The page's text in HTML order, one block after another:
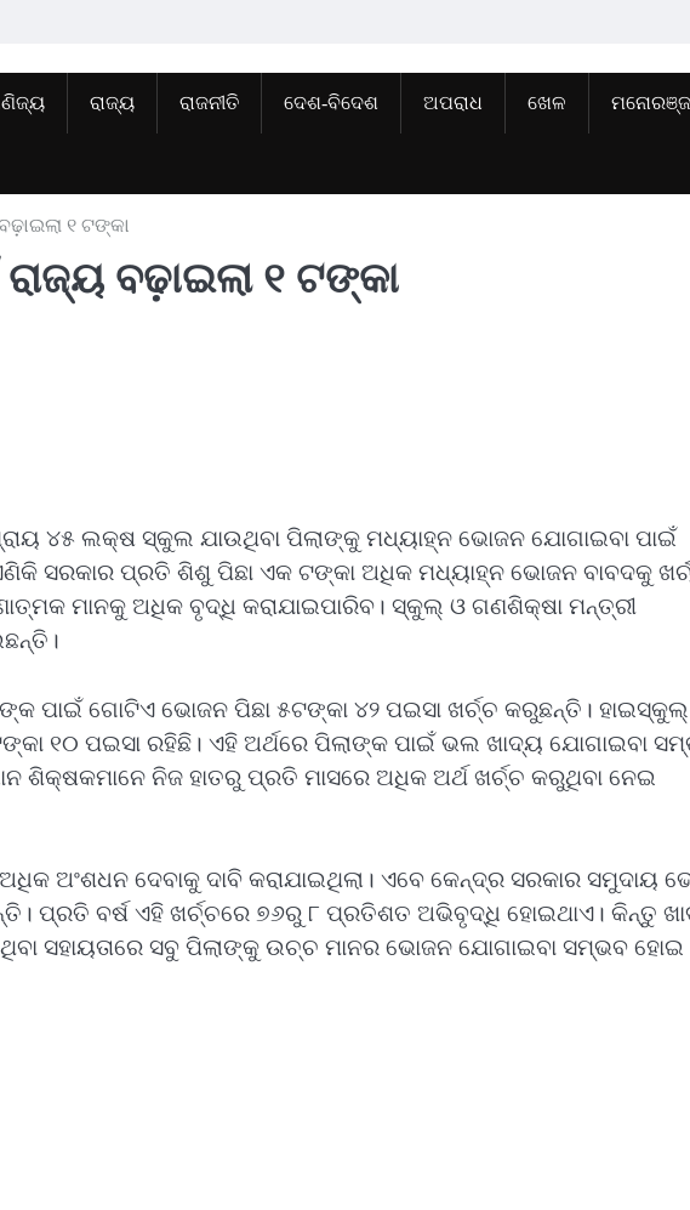
ରାଜ୍ୟ ରାଜନୀତି ଦେଶ-ବିଦେଶ ଅପରାଧ ଖେଳ
୧ ଟଙ୍କା
ବଢ଼ାଇଲା ୧ ଟଙ୍କା
୪୫ ଲକ୍ଷ ସ୍କୁଲ ଯାଉଥିବା ପିଲାଙ୍କୁ ମଧ୍ୟାହ୍ନ ଭୋଜନ ଯୋଗାଇବା ପାଇଁ
ସରକାର ପ୍ରତି ଶିଶୁ ପିଛା ଏକ ଟଙ୍କା ଅଧିକ ମଧ୍ୟାହ୍ନ ଭୋଜନ ବାବଦକୁ
ମାନକୁ ଅଧିକ ବୃଦ୍ଧି କରାଯାଇପାରିବ। ସ୍କୁଲ୍‍ ଓ ଗଣଶିକ୍ଷା ମନ୍ତ୍ରୀ
ପାଇଁ ଗୋଟିଏ ଭୋଜନ ପିଛା ୫ଟଙ୍କା ୪୨ ପଇସା ଖର୍ଚ୍ଚ କରୁଛନ୍ତି। ହାଇସ୍କୁଲ୍‍
୧୦ ପଇସା ରହିଛି। ଏହି ଅର୍ଥରେ ପିଲାଙ୍କ ପାଇଁ ଭଲ ଖାଦ୍ୟ ଯୋଗାଇବା
ଶିକ୍ଷକମାନେ ନିଜ ହାତରୁ ପ୍ରତି ମାସରେ ଅଧିକ ଅର୍ଥ ଖର୍ଚ୍ଚ କରୁଥିବା ନେଇ
ଅଂଶଧନ ଦେବାକୁ ଦାବି କରାଯାଇଥିଲା। ଏବେ କେନ୍ଦ୍ର ସରକାର ସମୁଦାୟ
ପ୍ରତି ବର୍ଷ ଏହି ଖର୍ଚ୍ଚରେ ୭୬ରୁ ୮ ପ୍ରତିଶତ ଅଭିବୃଦ୍ଧି ହୋଇଥାଏ। କିନ୍ତୁ
ସହାୟତାରେ ସବୁ ପିଲାଙ୍କୁ ଉଚ୍ଚ ମାନର ଭୋଜନ ଯୋଗାଇବା ସମ୍ଭବ ହୋଇ